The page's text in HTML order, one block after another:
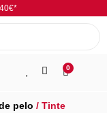
0
pelo / Tinte